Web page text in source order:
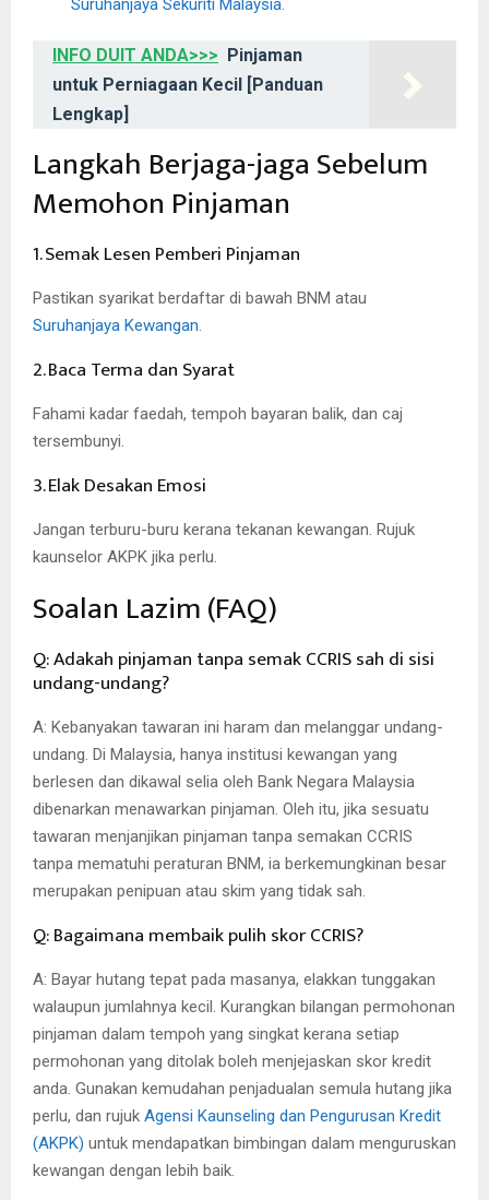
INFO DUIT ANDA>>> Pinjaman
untuk Perniagaan Kecil [Panduan
Lengkap]
Langkah Berjaga-jaga Sebelum
Memohon Pinjaman
1. Semak Lesen Pemberi Pinjaman
Pastikan syarikat berdaftar di bawah BNM atau
Suruhanjaya Kewangan
2. Baca Terma dan Syarat
Fahami kadar faedah, tempoh bayaran balik, dan caj
tersembunyi.
3. Elak Desakan Emosi
Jangan terburu-buru kerana tekanan kewangan. Rujuk
kaunselor AKPK jika perlu.
Soalan Lazim (FAQ)
Q: Adakah pinjaman tanpa semak CCRIS sah di sisi
undang-undang?
A: Kebanyakan tawaran ini haram dan melanggar undang-
undang. Di Malaysia, hanya institusi kewangan yang
berlesen dan dikawal selia oleh Bank Negara Malaysia
dibenarkan menawarkan pinjaman. Oleh itu, jika sesuatu
tawaran menjanjikan pinjaman tanpa semakan CCRIS
tanpa mematuhi peraturan BNM, ia berkemungkinan besar
merupakan penipuan atau skim yang tidak sah.
Q: Bagaimana membaik pulih skor CCRIS?
A: Bayar hutang tepat pada masanya, elakkan tunggakan
walaupun jumlahnya kecil. Kurangkan bilangan permohonan
pinjaman dalam tempoh yang singkat kerana setiap
permohonan yang ditolak boleh menjejaskan skor kredit
anda. Gunakan kemudahan penjadualan semula hutang jika
perlu, dan rujuk Agensi Kaunseling dan Pengurusan Kredit
(AKPK) untuk mendapatkan bimbingan dalam menguruskan
kewangan dengan lebih baik.